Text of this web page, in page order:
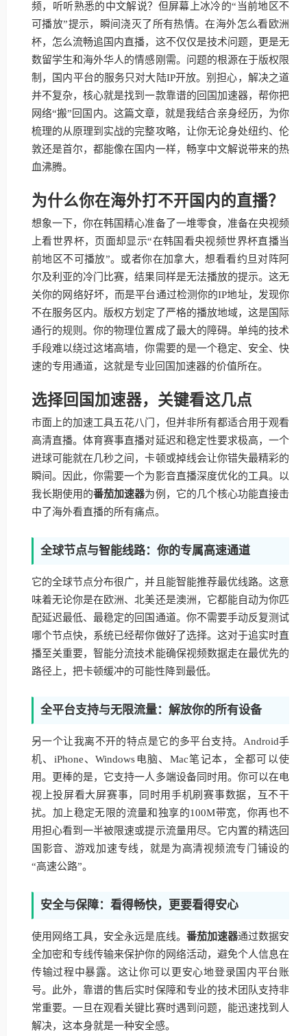
频，听听熟悉的中文解说？但屏幕上冰冷的“当前地区不
可播放”提示，瞬间浇灭了所有热情。在海外怎么看欧洲
杯，怎么流畅追国内直播，这不仅仅是技术问题，更是无
数留学生和海外华人的情感刚需。问题的根源在于版权限
制，国内平台的服务只对大陆IP开放。别担心，解决之道
并不复杂，核心就是找到一款靠谱的回国加速器，帮你把
网络“搬”回国内。这篇文章，就是我结合亲身经历，为你
梳理的从原理到实战的完整攻略，让你无论身处纽约、伦
敦还是首尔，都能像在国内一样，畅享中文解说带来的热
血沸腾。
为什么你在海外打不开国内的直播？
想象一下，你在韩国精心准备了一堆零食，准备在央视频
上看世界杯，页面却显示“在韩国看央视频世界杯直播当
前地区不可播放”。或者你在加拿大，想看看约旦对阵阿
尔及利亚的冷门比赛，结果同样是无法播放的提示。这无
关你的网络好坏，而是平台通过检测你的IP地址，发现你
不在服务区内。版权方划定了严格的播放地域，这是国际
通行的规则。你的物理位置成了最大的障碍。单纯的技术
手段难以绕过这堵高墙，你需要的是一个稳定、安全、快
速的专用通道，这就是专业回国加速器的价值所在。
选择回国加速器，关键看这几点
市面上的加速工具五花八门，但并非所有都适合用于观看
高清直播。体育赛事直播对延迟和稳定性要求极高，一个
进球可能就在几秒之间，卡顿或掉线会让你错失最精彩的
瞬间。因此，你需要一个为影音直播深度优化的工具。以
我长期使用的番茄加速器为例，它的几个核心功能直接击
中了海外看直播的所有痛点。
全球节点与智能线路：你的专属高速通道
它的全球节点分布很广，并且能智能推荐最优线路。这意
味着无论你是在欧洲、北美还是澳洲，它都能自动为你匹
配延迟最低、最稳定的回国通道。你不需要手动反复测试
哪个节点快，系统已经帮你做好了选择。这对于追实时直
播至关重要，智能分流技术能确保视频数据走在最优先的
路径上，把卡顿缓冲的可能性降到最低。
全平台支持与无限流量：解放你的所有设备
另一个让我离不开的特点是它的多平台支持。Android手
机、iPhone、Windows电脑、Mac笔记本，全都可以使
用。更棒的是，它支持一人多端设备同时用。你可以在电
视上投屏看大屏赛事，同时用手机刷赛事数据，互不干
扰。加上稳定无限的流量和独享的100M带宽，你再也不
用担心看到一半被限速或提示流量用尽。它内置的精选回
国影音、游戏加速专线，就是为高清视频流专门铺设的
“高速公路”。
安全与保障：看得畅快，更要看得安心
使用网络工具，安全永远是底线。 番茄加速器通过数据安
全加密和专线传输来保护你的网络活动，避免个人信息在
传输过程中暴露。这让你可以更安心地登录国内平台账
号。此外，靠谱的售后实时保障和专业的技术团队支持非
常重要。一旦在观看关键比赛时遇到问题，能迅速找到人
解决，这本身就是一种安全感。